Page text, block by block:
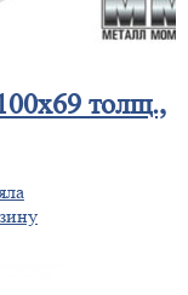
толщ.,